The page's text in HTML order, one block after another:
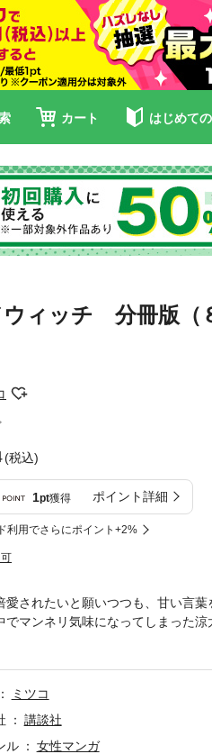
カート はじめて
ィッチ 分冊版（
(税込)
1pt獲得 ポイント詳細
利用でさらにポイント+2%
愛されたいと願いつつも、甘い言
でマンネリ気味になってしまった
の女子達の、リアルな声を反映し
ミツコ
講談社
ル
女性マンガ